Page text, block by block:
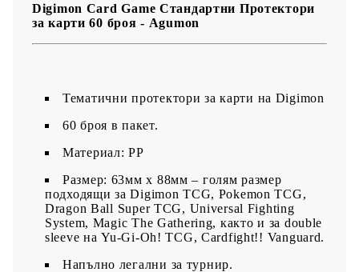
Digimon Card Game Стандартни Протектори
за карти 60 броя - Agumon
Тематични протектори за карти на Digimon
60 броя в пакет.
Материал: PP
Размер: 63мм х 88мм – голям размер
подходящи за Digimon TCG, Pokemon TCG,
Dragon Ball Super TCG, Universal Fighting
System, Magic The Gathering, както и за double
sleeve на Yu-Gi-Oh! TCG, Cardfight!! Vanguard.
Напълно легални за турнир.